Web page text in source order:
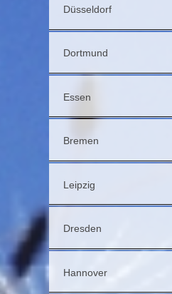
Düsseldorf
Dortmund
Essen
Bremen
Leipzig
Dresden
Hannover